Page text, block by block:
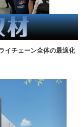
イチェーン全体の最適化